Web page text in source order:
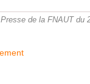
de la FNAUT du